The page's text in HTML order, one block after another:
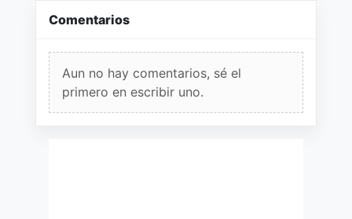
Comentarios
Aun no hay comentarios, sé el
primero en escribir uno.